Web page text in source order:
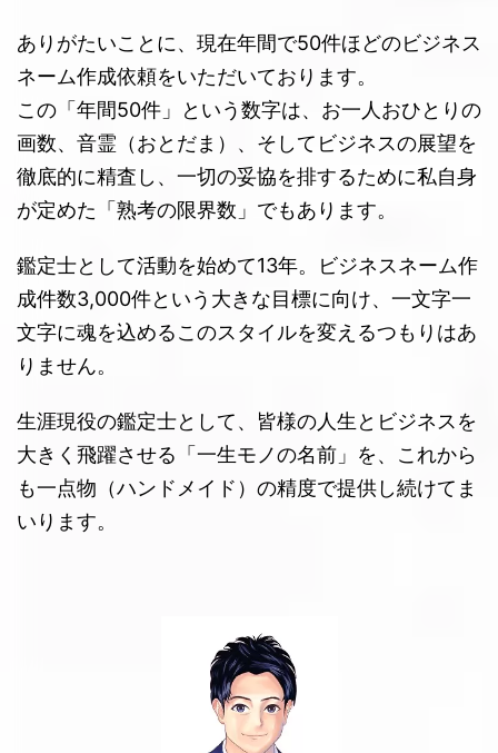
ありがたいことに、現在年間で50件ほどのビジネス
ネーム作成依頼をいただいております。
この「年間50件」という数字は、お一人おひとりの
画数、音霊（おとだま）、そしてビジネスの展望を
徹底的に精査し、一切の妥協を排するために私自身
が定めた「熟考の限界数」でもあります。
鑑定士として活動を始めて13年。ビジネスネーム作
成件数3,000件という大きな目標に向け、一文字一
文字に魂を込めるこのスタイルを変えるつもりはあ
りません。
生涯現役の鑑定士として、皆様の人生とビジネスを
大きく飛躍させる「一生モノの名前」を、これから
も一点物（ハンドメイド）の精度で提供し続けてま
いります。